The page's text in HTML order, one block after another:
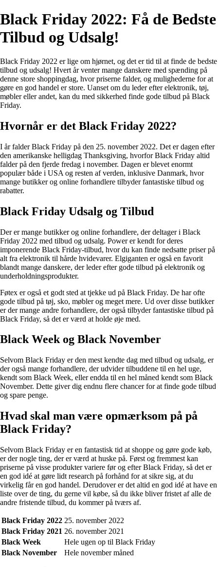
Black Friday 2022: Få de Bedste
Tilbud og Udsalg!
Black Friday 2022 er lige om hjørnet, og det er tid til at finde de bedste
tilbud og udsalg! Hvert år venter mange danskere med spænding på
denne store shoppingdag, hvor priserne falder, og mulighederne for at
gøre en god handel er store. Uanset om du leder efter elektronik, tøj,
møbler eller andet, kan du med sikkerhed finde gode tilbud på Black
Friday.
Hvornår er det Black Friday 2022?
I år falder Black Friday på den 25. november 2022. Det er dagen efter
den amerikanske helligdag Thanksgiving, hvorfor Black Friday altid
falder på den fjerde fredag i november. Dagen er blevet enormt
populær både i USA og resten af verden, inklusive Danmark, hvor
mange butikker og online forhandlere tilbyder fantastiske tilbud og
rabatter.
Black Friday Udsalg og Tilbud
Der er mange butikker og online forhandlere, der deltager i Black
Friday 2022 med tilbud og udsalg. Power er kendt for deres
imponerende Black Friday-tilbud, hvor du kan finde nedsatte priser på
alt fra elektronik til hårde hvidevarer. Elgiganten er også en favorit
blandt mange danskere, der leder efter gode tilbud på elektronik og
underholdningsprodukter.
Føtex er også et godt sted at tjekke ud på Black Friday. De har ofte
gode tilbud på tøj, sko, møbler og meget mere. Ud over disse butikker
er der mange andre forhandlere, der også tilbyder fantastiske tilbud på
Black Friday, så det er værd at holde øje med.
Black Week og Black November
Selvom Black Friday er den mest kendte dag med tilbud og udsalg, er
der også mange forhandlere, der udvider tilbuddene til en hel uge,
kendt som Black Week, eller endda til en hel måned kendt som Black
November. Dette giver dig endnu flere chancer for at finde gode tilbud
og spare penge.
Hvad skal man være opmærksom på på
Black Friday?
Selvom Black Friday er en fantastisk tid at shoppe og gøre gode køb,
er der nogle ting, der er værd at huske på. Først og fremmest kan
priserne på visse produkter variere før og efter Black Friday, så det er
en god idé at gøre lidt research på forhånd for at sikre sig, at du
virkelig får en god handel. Derudover er det altid en god idé at have en
liste over de ting, du gerne vil købe, så du ikke bliver fristet af alle de
andre fristende tilbud, du kommer på tværs af.
Black Friday 2022 25. november 2022
Black Friday 2021 26. november 2021
Black Week
Hele ugen op til Black Friday
Black November
Hele november måned